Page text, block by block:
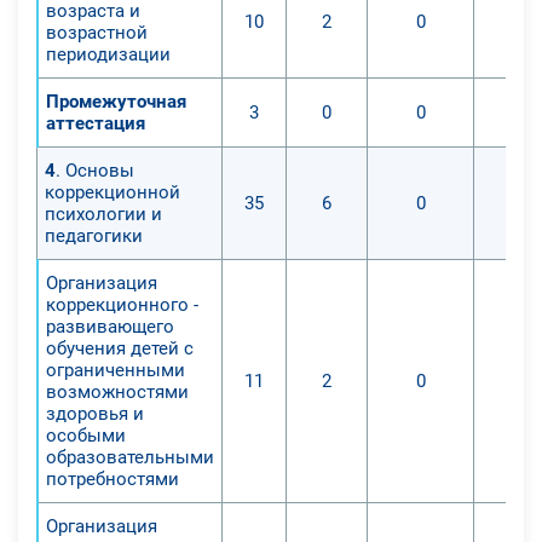
обучение, с Федеральным
основного общего образования и
среднего образования;
применения современных
физкультуры в
3. Дать характеристику основным
положениям по составлению
рабочих программ по уроку
По итогу прохождения курса будут
возраста и
возрастной
периодизации
10 2 0
Промежуточная
аттестация
3 0 0
4. Основы
коррекционной
психологии и
педагогики
35 6 0
Организация
коррекционного -
развивающего
обучения детей с
ограниченными
возможностями
здоровья и
особыми
образовательными
потребностями
11 2 0
Организация